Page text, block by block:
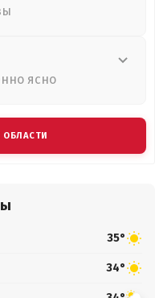
ясно
ОБЛАСТИ
35°
34°